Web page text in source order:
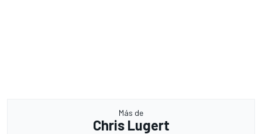
Más de
Chris Lugert